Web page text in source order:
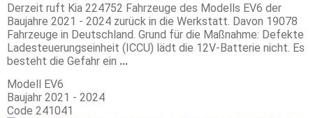
Derzeit ruft Kia 224752 Fahrzeuge des Modells EV6 der
Baujahre 2021 - 2024 zurück in die Werkstatt. Davon 19078
Fahrzeuge in Deutschland. Grund für die Maßnahme: Defekte
Ladesteuerungseinheit (ICCU) lädt die 12V-Batterie nicht. Es
besteht die Gefahr ein ...
Modell EV6
Baujahr 2021 - 2024
Code 241041